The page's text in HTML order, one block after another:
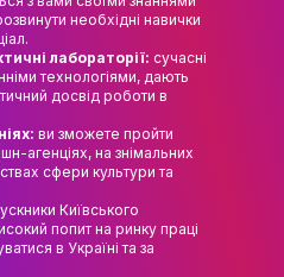
ДОБРОЧЕСНІСТЬ
МОБІЛЬНІСТЬ
БІЗНЕСУ
ТА ІСТОРІЯ КАФЕДРИ
необхідні навички
лабораторії: сучасні
технологіями, дають
досвід роботи в
ви зможете пройти
агенціях, на знімальних
сфери культури та
Київського
попит на ринку праці
в Україні та за